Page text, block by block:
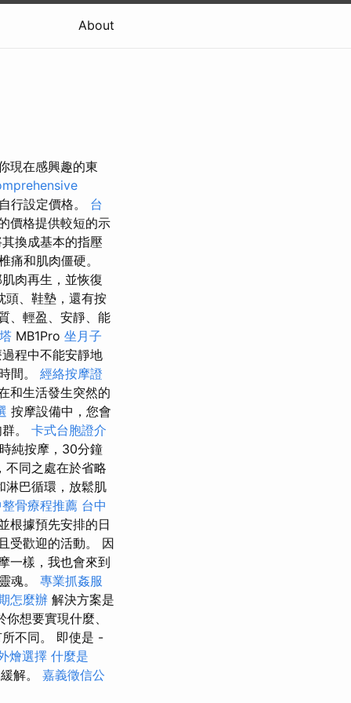
About
現在感興趣的東
行設定價格。 台
價格提供較短的示
換成基本的指壓
痛和肌肉僵硬。
肉再生，並恢復
頭、鞋墊，還有按
、輕盈、安靜、能
MB1Pro 坐月子
程中不能安靜地
間。 經絡按摩證
和生活發生突然的
按摩設備中，您會
。 卡式台胞證介
純按摩，30分鐘
不同之處在於省略
淋巴循環，放鬆肌
骨療程推薦 台中
根據預先安排的日
受歡迎的活動。 因
一樣，我也會來到
魂。 專業抓姦服
怎麼辦 解決方案是
想要實現什麼、
不同。 即使是 -
燴選擇 什麼是
解。 嘉義徵信公